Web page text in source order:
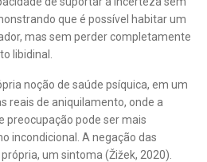
que é possível habitar um
mas sem perder completamente
libidinal.
noção de saúde psíquica, em um
reais de aniquilamento, onde a
preocupação pode ser mais
incondicional. A negação das
um sintoma (Žižek, 2020).